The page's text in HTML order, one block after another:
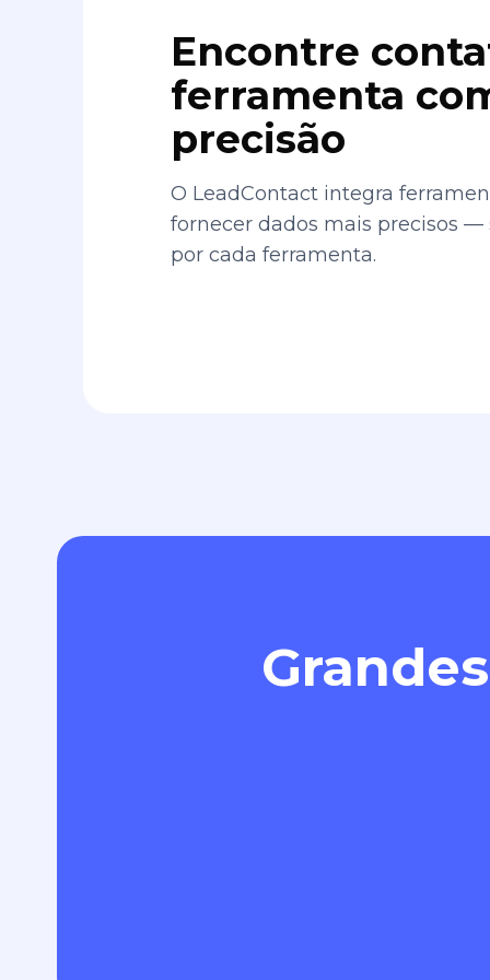
Encontre
ferramenta
precisão
O LeadContact integra
fornecer dados mais precisos
por cada ferramenta.